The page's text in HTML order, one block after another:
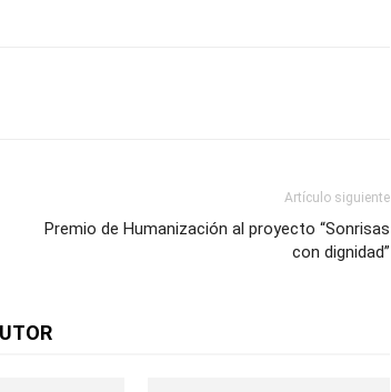
Artículo siguiente
Premio de Humanización al proyecto “Sonrisas
con dignidad”